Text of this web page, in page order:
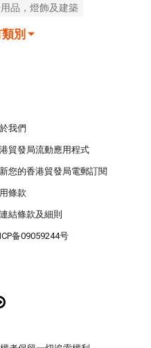
品，燈飾及建築
別
我們
貿發局流動應用程式
您的香港貿發局電郵訂閱
條款
結條款及細則
备09059244号